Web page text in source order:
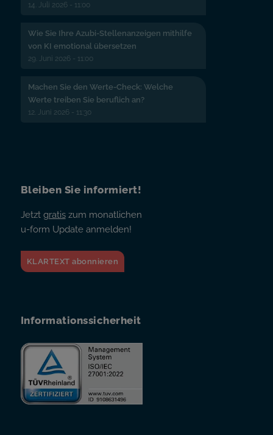
14. Juli 2026 - 11:00
Wie Sie Ihre Azubi-Stellenanzeigen mithilfe
von KI emotional übersetzen
29. Juni 2026 - 11:00
Machen Sie den Werte-Check: Welche
Werte treiben Sie beruflich an?
12. Juni 2026 - 11:30
Bleiben Sie informiert!
Jetzt gratiszum monatlichen
u-form Update anmelden!
KLARTEXT abonnieren
Informationssicherheit